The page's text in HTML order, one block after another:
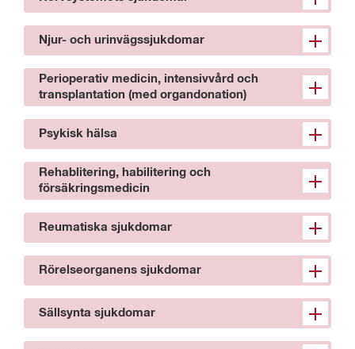
Njur- och urinvägssjukdomar
Perioperativ medicin, intensivvård och
transplantation (med organdonation)
Psykisk hälsa
Rehablitering, habilitering och
försäkringsmedicin
Reumatiska sjukdomar
Rörelseorganens sjukdomar
Sällsynta sjukdomar